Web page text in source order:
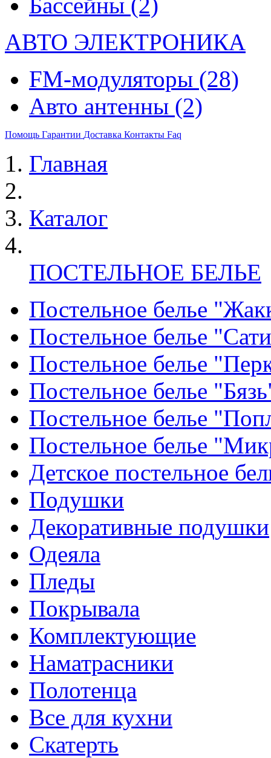
АВТО ЭЛЕКТРОНИКА
FM-модуляторы (28)
Авто антенны (2)
Помощь Гарантии Доставка Контакты Faq
Главная
Каталог
ПОСТЕЛЬНОЕ БЕЛЬЕ
Постельное белье
Постельное белье
Постельное белье
Постельное белье
Постельное белье
Постельное белье
Детское постельное
Подушки
Декоративные подушки
Одеяла
Пледы
Покрывала
Комплектующие
Наматрасники
Полотенца
Все для кухни
Скатерть